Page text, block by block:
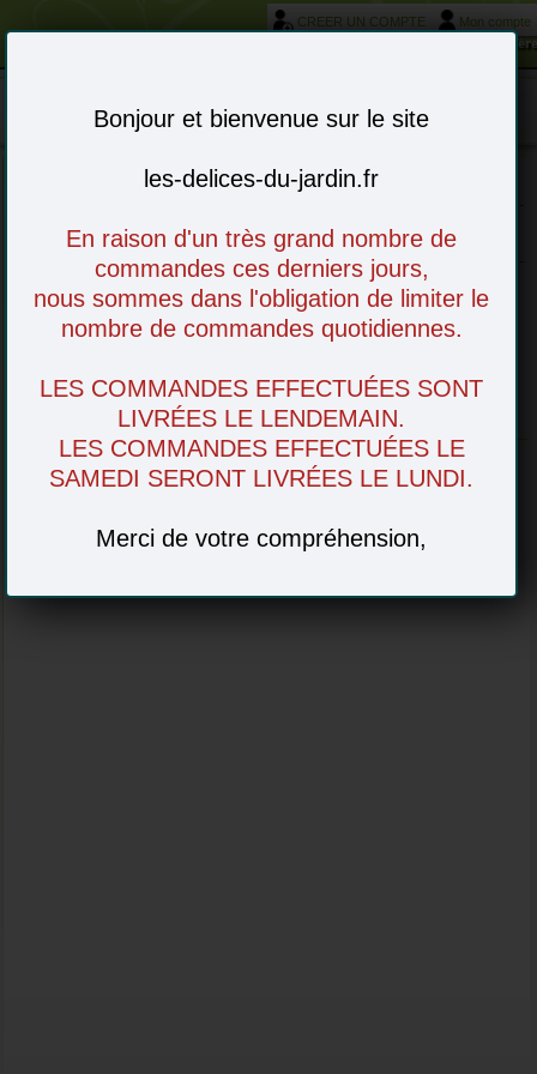
Bonjour et bienvenue sur le site
les-delices-du-jardin.fr
En raison d'un très grand nombre de
commandes ces derniers jours,
nous sommes dans l'obligation de limiter le
nombre de commandes quotidiennes.
LES COMMANDES EFFECTUÉES SONT
LIVRÉES LE LENDEMAIN.
LES COMMANDES EFFECTUÉES LE
SAMEDI SERONT LIVRÉES LE LUNDI.
Merci de votre compréhension,
CREER UN COMPTE
Mon compte
Votre service livraison et réservation autour de
retirer en magasin ou livré chez vous
Notre producteur
HOLLANDE - , ( )